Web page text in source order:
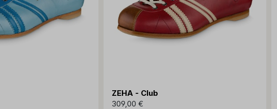
ZEHA - Club
309,00 €